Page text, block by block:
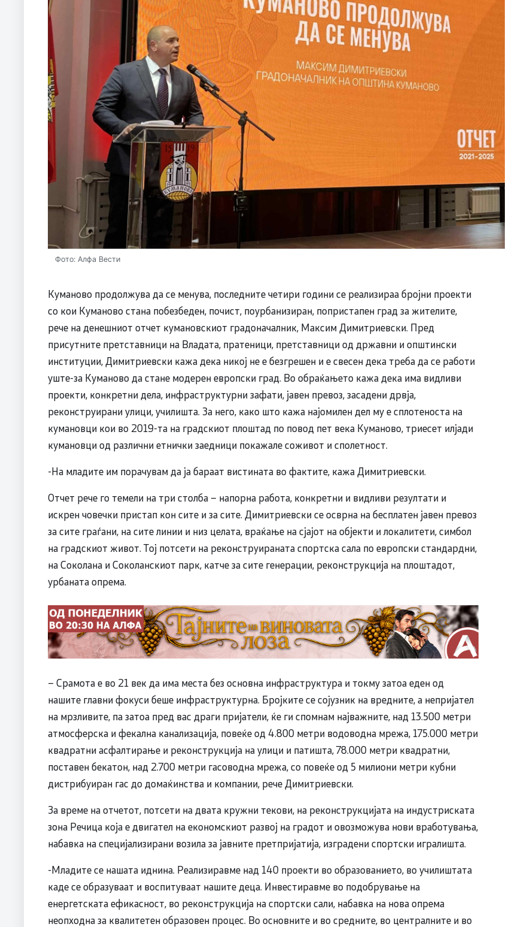
Фото: Алфа Вести
Куманово продолжува да се менува, последните четири години се реализираа бројни проекти
со кои Куманово стана побезбеден, почист, поурбанизиран, попристапен град за жителите,
рече на денешниот отчет кумановскиот градоначалник, Максим Димитриевски. Пред
присутните претставници на Владата, пратеници, претставници од државни и општински
институции, Димитриевски кажа дека никој не е безгрешен и е свесен дека треба да се работи
уште-за Куманово да стане модерен европски град. Во обраќањето кажа дека има видливи
проекти, конкретни дела, инфраструктурни зафати, јавен превоз, засадени дрвја,
реконструирани улици, училишта. За него, како што кажа најомилен дел му е сплотеноста на
кумановци кои во 2019-та на градскиот плоштад по повод пет века Куманово, триесет илјади
кумановци од различни етнички заедници покажале соживот и сполетност.
-На младите им порачувам да ја бараат вистината во фактите, кажа Димитриевски.
Отчет рече го темели на три столба – напорна работа, конкретни и видливи резултати и
искрен човечки пристап кон сите и за сите. Димитриевски се осврна на бесплатен јавен превоз
за сите граѓани, на сите линии и низ целата, враќање на сјајот на објекти и локалитети, симбол
на градскиот живот. Тој потсети на реконструираната спортска сала по европски стандардни,
на Соколана и Соколанскиот парк, катче за сите генерации, реконструкција на плоштадот,
урбаната опрема.
– Срамота е во 21 век да има места без основна инфраструктура и токму затоа еден од
нашите главни фокуси беше инфраструктурна. Бројките се сојузник на вредните, а непријател
на мрзливите, па затоа пред вас драги пријатели, ќе ги спомнам најважните, над 13.500 метри
атмосферска и фекална канализација, повеќе од 4.800 метри водоводна мрежа, 175.000 метри
квадратни асфалтирање и реконструкција на улици и патишта, 78.000 метри квадратни,
поставен бекатон, над 2.700 метри гасоводна мрежа, со повеќе од 5 милиони метри кубни
дистрибуиран гас до домаќинства и компании, рече Димитриевски.
За време на отчетот, потсети на двата кружни текови, на реконструкцијата на индустриската
зона Речица која е двигател на економскиот развој на градот и овозможува нови вработувања,
набавка на специјализирани возила за јавните претпријатија, изградени спортски игралишта.
-Младите се нашата иднина. Реализиравме над 140 проекти во образованието, во училиштата
каде се образуваат и воспитуваат нашите деца. Инвестиравме во подобрување на
енергетската ефикасност, во реконструкција на спортски сали, набавка на нова опрема
неопходна за квалитетен образовен процес. Во основните и во средните, во централните и во